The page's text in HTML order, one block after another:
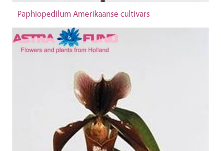
Paphiopedilum Amerikaanse cultivars